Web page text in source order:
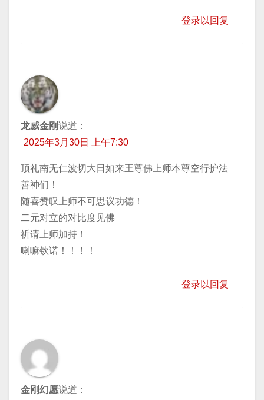
登录以回复
龙威金刚说道：
2025年3月30日 上午7:30
顶礼南无仁波切大日如来王尊佛上师本尊空行护法
善神们！
随喜赞叹上师不可思议功德！
二元对立的对比度见佛
祈请上师加持！
喇嘛钦诺！！！！
登录以回复
金刚幻愿说道：